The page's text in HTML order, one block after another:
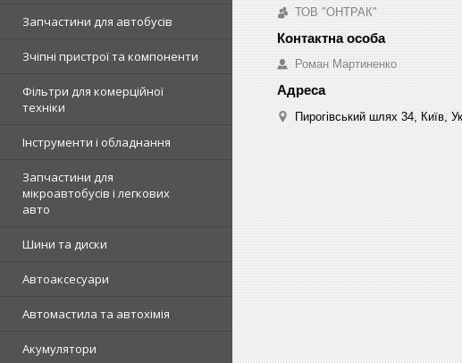
Запчастини для автобусів
Зчіпні пристрої та компоненти
Фільтри для комерційної
техніки
Інструменти і обладнання
Запчастини для
мікроавтобусів і легкових
авто
Шини та диски
Автоаксесуари
Автомастила та автохімія
Акумулятори
ТОВ "ОНТРАК"
Роман Мартиненко
Пирогівський шлях 34, Київ,